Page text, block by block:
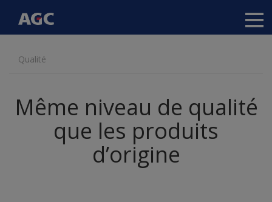
Qualité
Même niveau de qualité
que les produits
d’origine